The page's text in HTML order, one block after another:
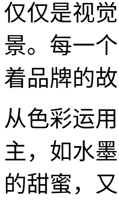
仅仅是视
景。每一
着品牌的
从色彩运
主，如水
的甜蜜，